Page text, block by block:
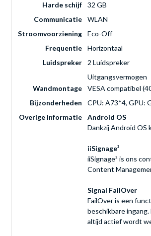
Harde schijf
32 GB
Communicatie
WLAN
Stroomvoorziening
Eco-Off
Frequentie
Horizontaal
Luidspreker
2 Luidspreker
Uitgangsvermogen
Wandmontage
VESA compatibel
Bijzonderheden
CPU: A73*4, GPU:
Overige informatie
Android OS
Dankzij Android
iiSignage²
iiSignage² is ons
Content
Signal FailOver
FailOver is een
beschikbare
altijd actief wordt